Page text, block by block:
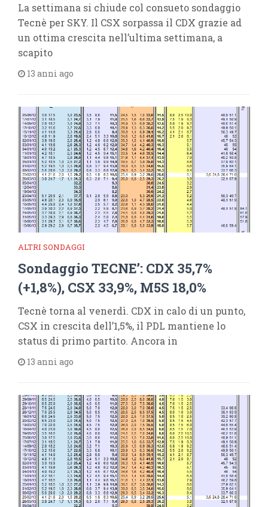
La settimana si chiude col consueto sondaggio
Tecnè per SKY. Il CSX sorpassa il CDX grazie ad
un ottima crescita nell’ultima settimana, a
scapito
13 anni ago
ALTRI SONDAGGI
Sondaggio TECNE’: CDX 35,7%
(+1,8%), CSX 33,9%, M5S 18,0%
Tecnè torna al venerdì. CDX in calo di un punto,
CSX in crescita dell’1,5%, il PDL mantiene lo
status di primo partito. Ancora in
13 anni ago